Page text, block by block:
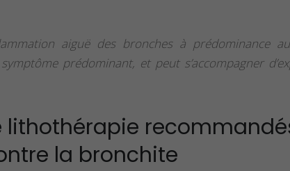
aiguë des bronches à prédominance
prédominant, et peut s’accompagner
lithothérapie
la bronchite